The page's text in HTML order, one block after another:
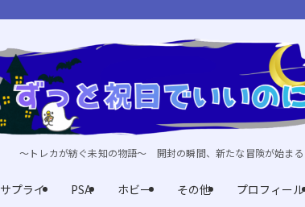
～トレカが紡ぐ未知の物語～ 開封の瞬間、新たな冒険が始まる
サプライ PSA ホビー その他 プロフィール